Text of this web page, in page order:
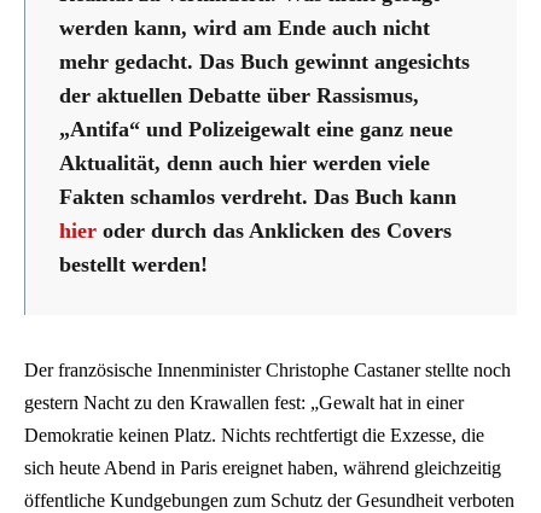
werden kann, wird am Ende auch nicht
mehr gedacht. Das Buch gewinnt angesichts
der aktuellen Debatte über Rassismus,
„Antifa“ und Polizeigewalt eine ganz neue
Aktualität, denn auch hier werden viele
Fakten schamlos verdreht. Das Buch kann
hier oder durch das Anklicken des Covers
bestellt werden!
Der französische Innenminister Christophe Castaner stellte noch
gestern Nacht zu den Krawallen fest: „Gewalt hat in einer
Demokratie keinen Platz. Nichts rechtfertigt die Exzesse, die
sich heute Abend in Paris ereignet haben, während gleichzeitig
öffentliche Kundgebungen zum Schutz der Gesundheit verboten